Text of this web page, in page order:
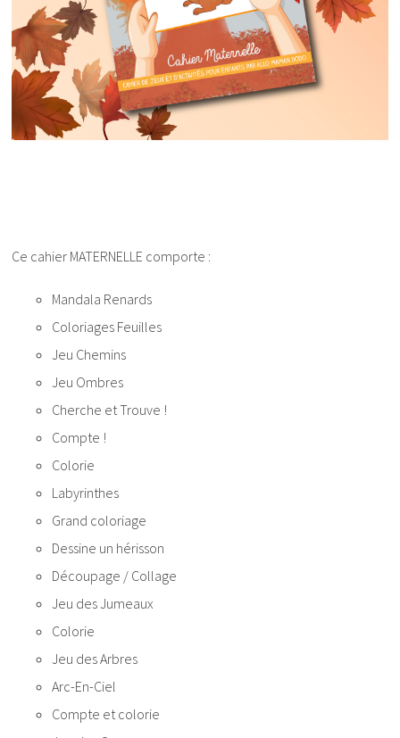
Ce cahier MATERNELLE comporte :
Mandala Renards
Coloriages Feuilles
Jeu Chemins
Jeu Ombres
Cherche et Trouve !
Compte !
Colorie
Labyrinthes
Grand coloriage
Dessine un hérisson
Découpage / Collage
Jeu des Jumeaux
Colorie
Jeu des Arbres
Arc-En-Ciel
Compte et colorie